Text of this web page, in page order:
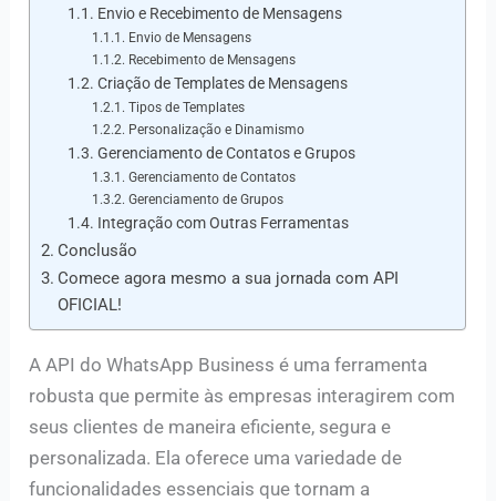
Envio e Recebimento de Mensagens
Envio de Mensagens
Recebimento de Mensagens
Criação de Templates de Mensagens
Tipos de Templates
Personalização e Dinamismo
Gerenciamento de Contatos e Grupos
Gerenciamento de Contatos
Gerenciamento de Grupos
Integração com Outras Ferramentas
Conclusão
Comece agora mesmo a sua jornada com API
OFICIAL!
A API do WhatsApp Business é uma ferramenta
robusta que permite às empresas interagirem com
seus clientes de maneira eficiente, segura e
personalizada. Ela oferece uma variedade de
funcionalidades essenciais que tornam a